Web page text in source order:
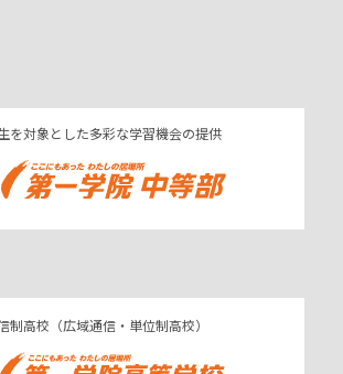
を対象とした多彩な学習機会の提供
制高校（広域通信・単位制高校）